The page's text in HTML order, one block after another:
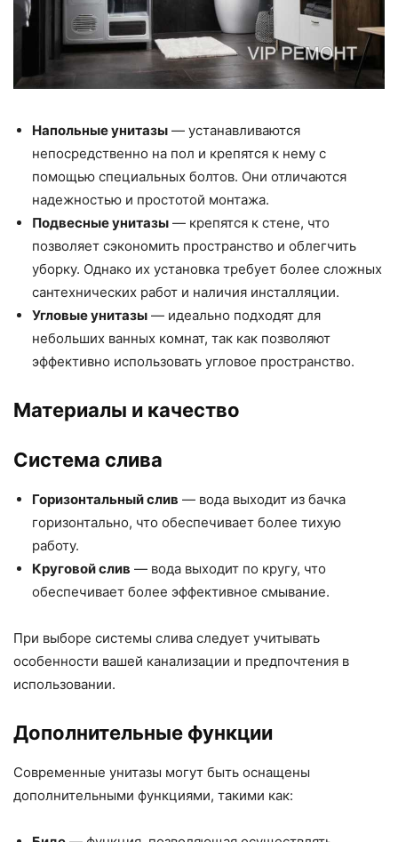
Напольные унитазы — устанавливаются
непосредственно на пол и крепятся к нему с
помощью специальных болтов. Они отличаются
надежностью и простотой монтажа.
Подвесные унитазы — крепятся к стене, что
позволяет сэкономить пространство и облегчить
уборку. Однако их установка требует более сложных
сантехнических работ и наличия инсталляции.
Угловые унитазы — идеально подходят для
небольших ванных комнат, так как позволяют
эффективно использовать угловое пространство.
Материалы и качество
Система слива
Горизонтальный слив — вода выходит из бачка
горизонтально, что обеспечивает более тихую
работу.
Круговой слив — вода выходит по кругу, что
обеспечивает более эффективное смывание.
При выборе системы слива следует учитывать
особенности вашей канализации и предпочтения в
использовании.
Дополнительные функции
Современные унитазы могут быть оснащены
дополнительными функциями, такими как: